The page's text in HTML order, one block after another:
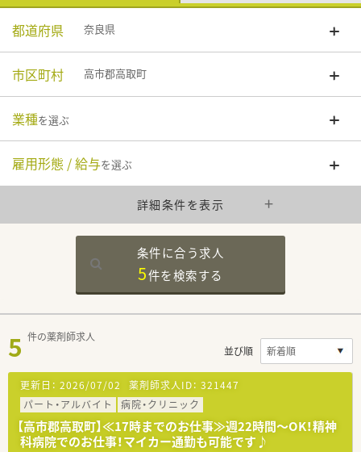
都道府県 奈良県
市区町村 高市郡高取町
業種を選ぶ
雇用形態 / 給与を選ぶ
詳細条件を表示
条件に合う求人
5件を検索する
5 件の薬剤師求人
並び順
更新日： 2026/07/02 薬剤師求人ID： 321447
パート・アルバイト
病院・クリニック
【高市郡高取町】≪17時までのお仕事≫週22時間～OK！精神
科病院でのお仕事！マイカー通勤も可能です♪